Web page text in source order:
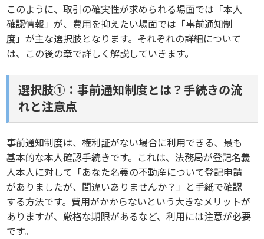
このように、取引の確実性が求められる場面では「本人
確認情報」が、費用を抑えたい場面では「事前通知制
度」が主な選択肢となります。それぞれの詳細について
は、この後の章で詳しく解説していきます。
選択肢①：事前通知制度とは？手続きの流
れと注意点
事前通知制度は、権利証がない場合に利用できる、最も
基本的な本人確認手続きです。これは、法務局が登記名義
人本人に対して「あなた名義の不動産について登記申請
がありましたが、間違いありませんか？」と手紙で確認
する方法です。費用がかからないという大きなメリットが
ありますが、厳格な期限があるなど、利用には注意が必要
です。